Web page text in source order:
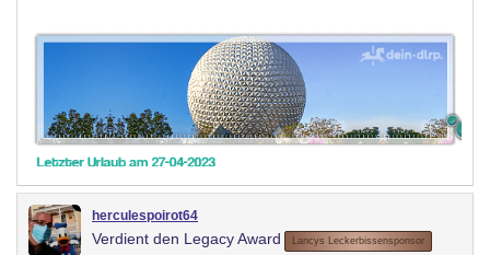
herculespoirot64
Verdient den Legacy Award Lancys Leckerbissensponsor